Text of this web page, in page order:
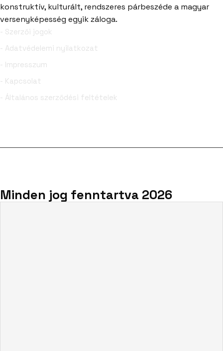
konstruktív, kulturált, rendszeres párbeszéde a magyar
versenyképesség egyik záloga.
- Szerzői jogok
- Adatvédelemi nyilatkozat
- Impresszum
- Kapcsolat
- Általános szerződési feltételek
Minden jog fenntartva 2026